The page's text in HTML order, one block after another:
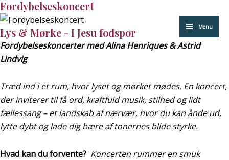
Gå
til
indholdet
Menu
Menu
Fordybelseskoncert
Lys & Mørke - I Jesu fodspor
Fordybelseskoncerter med Alina Henriques & Astrid
Lindvig​
Træd ind i et rum, hvor lyset og mørket mødes. En koncert,
der inviterer til få ord, kraftfuld musik, stilhed og lidt
fællessang – et landskab af nærvær, hvor du kan ånde ud,
lytte dybt og lade dig bære af tonernes blide styrke.
Hvad kan du forvente? Koncerten rummer en smuk